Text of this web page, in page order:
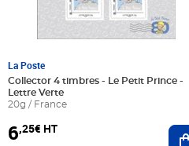
au panier
La Poste
Collector 4 timbres - Le Petit Prince -
Lettre Verte
20g / France
6,25€ HT